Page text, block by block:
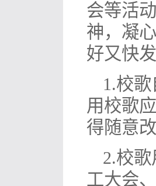
会等活
神，凝
好又快
1.校
用校歌
得随意
2.校
工大会